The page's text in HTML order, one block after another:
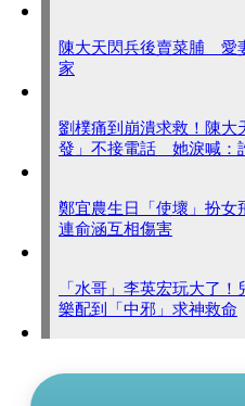
陳大天閃兵後賣菜脯 愛
家
劉樸痛到崩潰求救！陳大
發」不接電話 她淚喊：
鄭宜農生日「使壞」扮
連俞涵互相傷害
「水哥」李英宏玩大了
樂配到「中邪」求神救命